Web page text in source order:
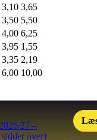
3,10 3,65
3,50 5,50
4,00 6,25
3,95 1,55
3,35 2,19
6,00 10,00